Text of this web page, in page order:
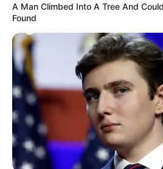
A Man Climbed Into A Tree And
Found